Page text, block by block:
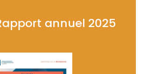
annuel 2025